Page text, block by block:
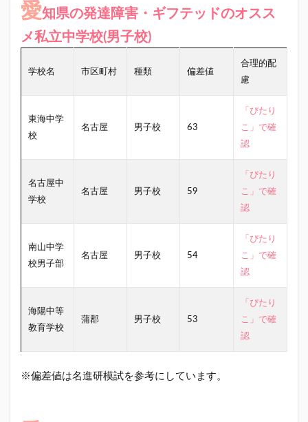
愛知県の発達障害・ギフテッドのオスス
メ私立中学校(男子校)
学校名 市区町村 種類 偏差値
合理的配
慮
東海中学
校
名古屋 男子校 63
「ぴたり
こ」で確
認
名古屋中
学校
名古屋 男子校 59
「ぴたり
こ」で確
認
南山中学
校男子部
名古屋 男子校 54
「ぴたり
こ」で確
認
海陽中等
教育学校
蒲郡 男子校 53
「ぴたり
こ」で確
認
※偏差値は名進研模試を参考にしています。